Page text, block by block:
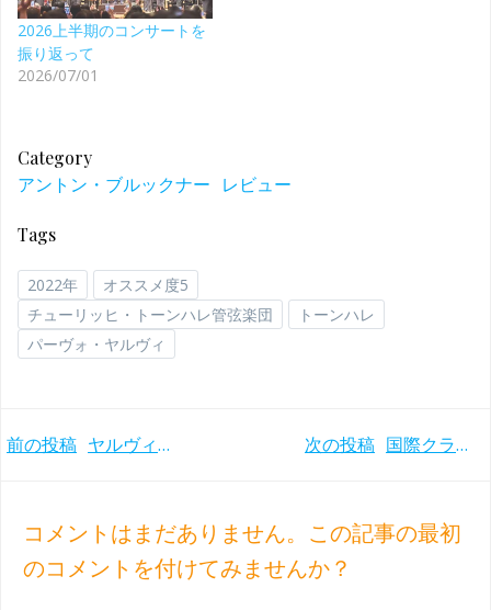
2026上半期のコンサートを
振り返って
2026/07/01
Category
アントン・ブルックナー レビュー
Tags
2022年
オススメ度5
チューリッヒ・トーンハレ管弦楽団
トーンハレ
パーヴォ・ヤルヴィ
Post
前の投稿 ヤルヴィとトーンハレ管のブルックナー録音三部作第3弾 交響曲第9番 (2023年)
Post次の投稿 国際クラシック音楽賞2024受賞！ヤルヴィとトーンハレ管のブルックナー録音三部作第2弾 交響曲第8番 (2022年)
コメントはまだありません。この記事の最初
のコメントを付けてみませんか？